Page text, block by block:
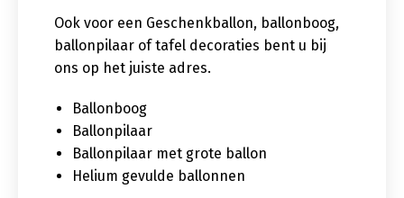
Ook voor een Geschenkballon, ballonboog,
ballonpilaar of tafel decoraties bent u bij
ons op het juiste adres.
Ballonboog
Ballonpilaar
Ballonpilaar met grote ballon
Helium gevulde ballonnen